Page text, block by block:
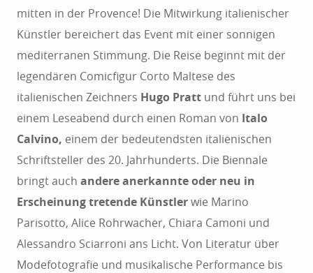
mitten in der Provence! Die Mitwirkung italienischer
Künstler bereichert das Event mit einer sonnigen
mediterranen Stimmung. Die Reise beginnt mit der
legendären Comicfigur Corto Maltese des
italienischen Zeichners Hugo Pratt und führt uns bei
einem Leseabend durch einen Roman von Italo
Calvino, einem der bedeutendsten italienischen
Schriftsteller des 20. Jahrhunderts. Die Biennale
bringt auch andere anerkannte oder neu in
Erscheinung tretende Künstlerwie Marino
Parisotto, Alice Rohrwacher, Chiara Camoni und
Alessandro Sciarroni ans Licht. Von Literatur über
Modefotografie und musikalische Performance bis